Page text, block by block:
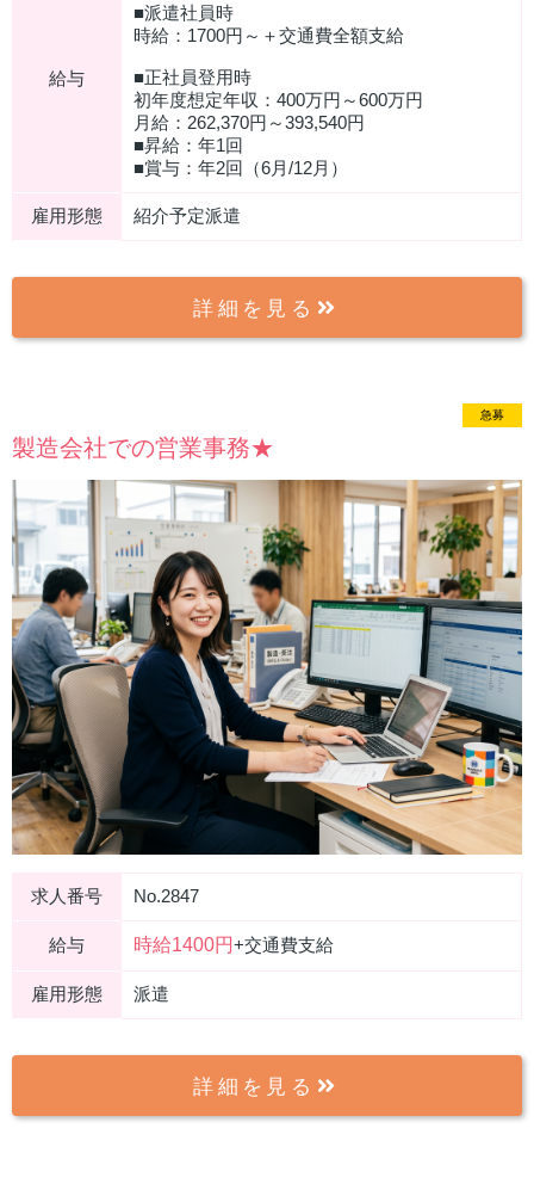
給与
■派遣社員時
時給：1700円～＋交通費全額支給
■正社員登用時
初年度想定年収：400万円～600万円
月給：262,370円～393,540円
■昇給：年1回
■賞与：年2回（6月/12月）
雇用形態 紹介予定派遣
詳細を見る
急募
製造会社での営業事務★
求人番号 No.2847
給与 時給1400円+交通費支給
雇用形態 派遣
詳細を見る